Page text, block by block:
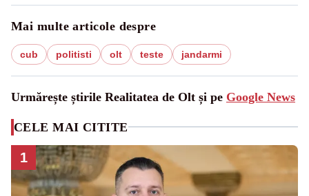
Mai multe articole despre
cub politisti olt teste jandarmi
Urmărește știrile Realitatea de Olt și pe Google News
CELE MAI CITITE
1